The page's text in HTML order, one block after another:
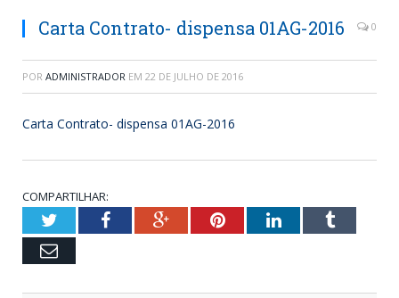
Carta Contrato- dispensa 01AG-2016 0
POR ADMINISTRADOR EM 22 DE JULHO DE 2016
Carta Contrato- dispensa 01AG-2016
COMPARTILHAR:
TwitterFacebookGoogle+PinterestLinkedInTumblr
Email